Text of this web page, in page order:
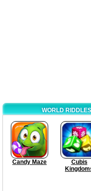
WORLD
Candy Maze
Cubis